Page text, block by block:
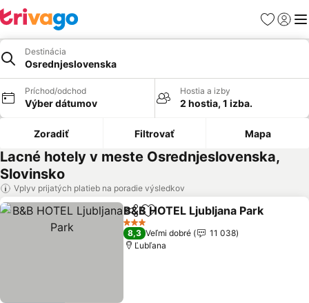
Obľúbené
Destinácia
Osrednjeslovenska
Príchod/odchod
Výber dátumov
Hostia a izby
2 hostia, 1 izba.
Zoradiť Filtrovať Mapa
Lacné hotely v meste Osrednjeslovenska,
Slovinsko
Vplyv prijatých platieb na poradie výsledkov
ZdieľaťPridať do obľúbených
B&B HOTEL Ljubljana Park
3 Počet hviezdičiek
8,3 Veľmi dobré
11 038
Ľubľana